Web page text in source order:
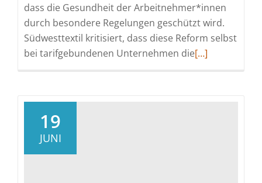
dass die Gesundheit der Arbeitnehmer*innen
durch besondere Regelungen geschützt wird.
Südwesttextil kritisiert, dass diese Reform selbst
bei tarifgebundenen Unternehmen dieRead
[…]
19
JUNI